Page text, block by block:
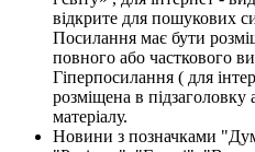
відкрите для пошукових
Посилання має бути
повного або часткового
Гіперпосилання ( для
розміщена в
матеріалу.
Новини з позначками